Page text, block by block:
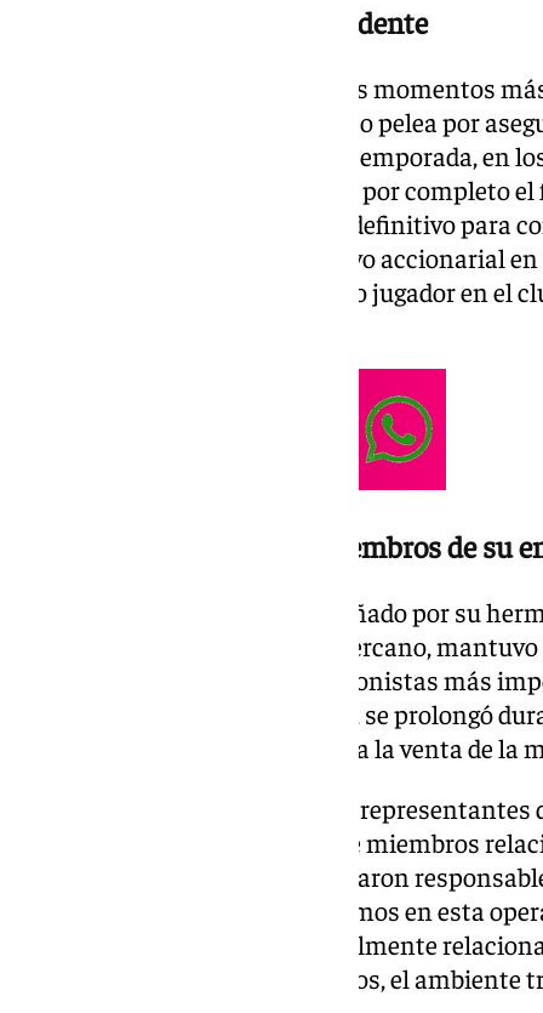
No se descarta que sea presidente
El Sevilla FC atraviesa uno de los momentos
últimos años. Mientras el equipo pelea por
División en el tramo final de la temporada, en
operación que va a transformar por completo
Sergio Ramos ha dado un paso definitivo para
principales impulsores del relevo accionarial
ha definido el papel del histórico jugador en el
Acompañado por René y miembros de su
El exjugador sevillista, acompañado por su
miembros de su entorno más cercano,
reunión con algunos de los accionistas más
celebrado en un hotel de Sevilla, se prolongó
para acercar posturas en torno a la venta de la
Entre los asistentes estuvieron
vinculadas al Sevilla, además de miembros
institucional. También participaron
Capital, socio estratégico de Ramos en esta
aspectos por concretar, especialmente
y el origen definitivo de los fondos, el ambiente